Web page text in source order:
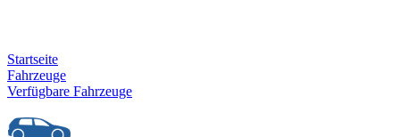
Startseite
Fahrzeuge
Verfügbare Fahrzeuge